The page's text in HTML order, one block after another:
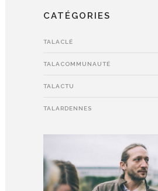
CATÉGORIES
TALACLÉ
TALACOMMUNAUTÉ
TALACTU
TALARDENNES